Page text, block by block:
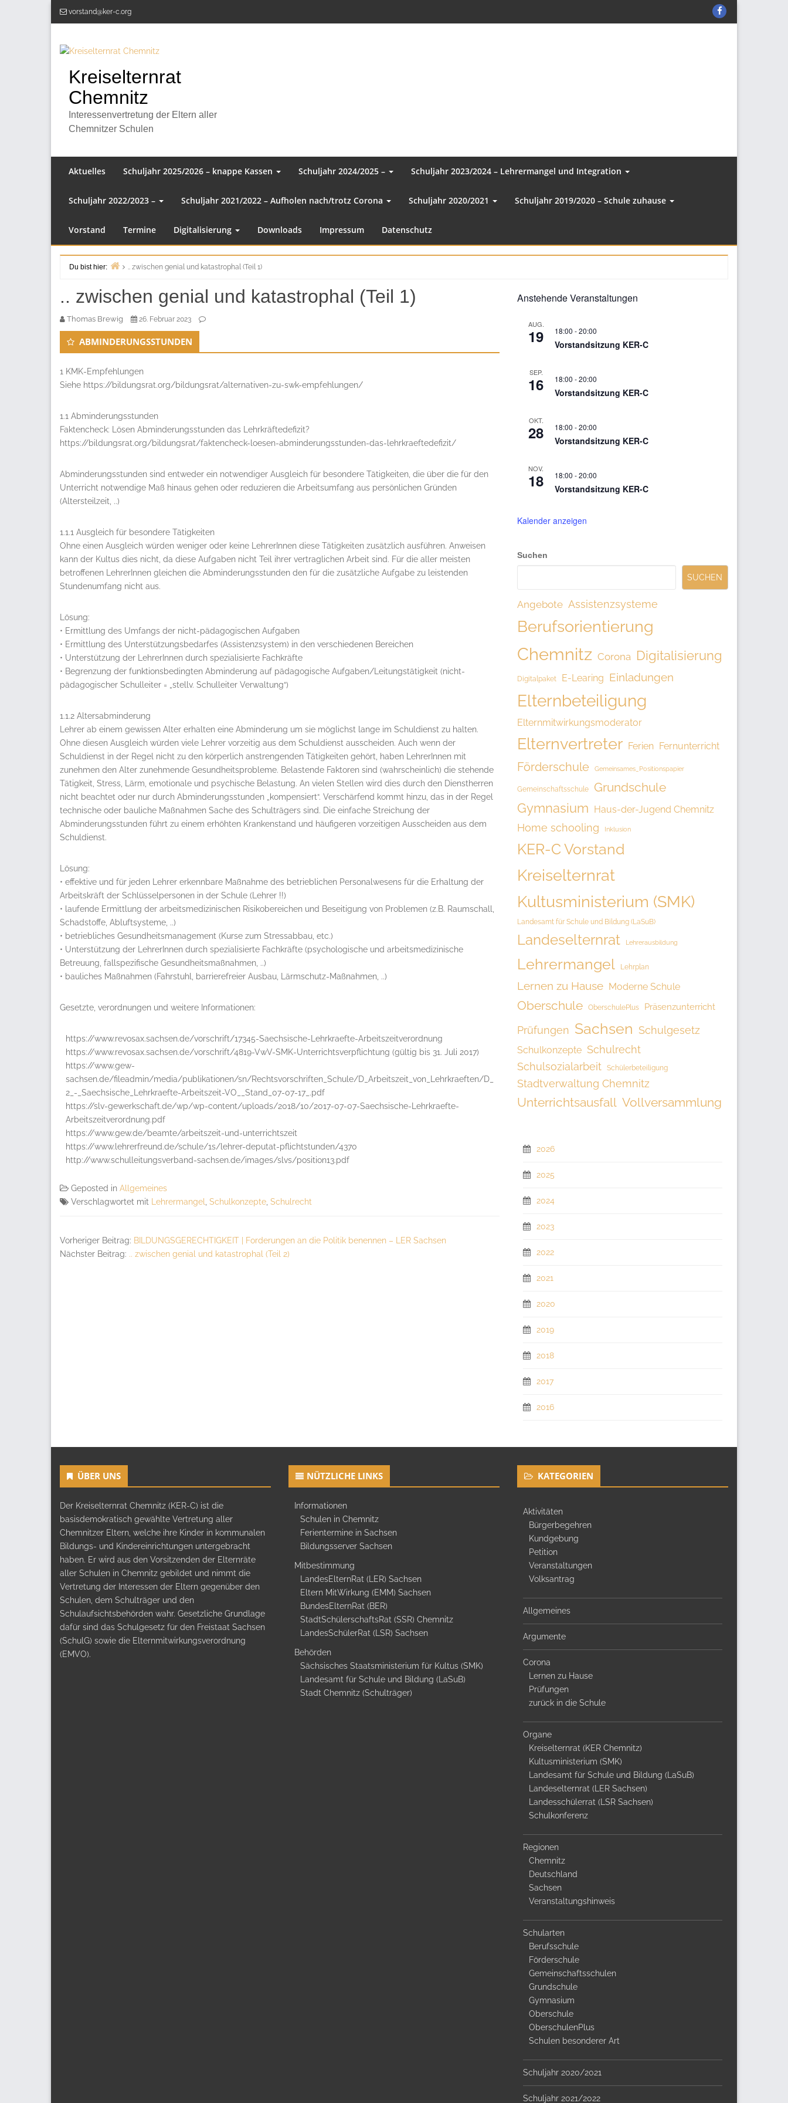
vorstand@ker-c.org
KER-
C
Kreiselternrat
Chemnitz
Interessenvertretung der Eltern aller
Chemnitzer Schulen
Aktuelles Schuljahr 2025/2026 – knappe Kassen Schuljahr 2024/2025 – Schuljahr 2023/2024 – Lehrermangel und Integration
Schuljahr 2022/2023 – Schuljahr 2021/2022 – Aufholen nach/trotz Corona Schuljahr 2020/2021 Schuljahr 2019/2020 – Schule zuhause
Vorstand Termine Digitalisierung Downloads Impressum Datenschutz
Du bist hier:
.. zwischen genial und katastrophal (Teil 1)
.. zwischen genial und katastrophal (Teil 1)
Thomas Brewig 26. Februar 2023
ABMINDERUNGSSTUNDEN
1 KMK-Empfehlungen
Siehe https://bildungsrat.org/bildungsrat/alternativen-zu-swk-empfehlungen/
1.1 Abminderungsstunden
Faktencheck: Lösen Abminderungsstunden das Lehrkräftedefizit?
https://bildungsrat.org/bildungsrat/faktencheck-loesen-abminderungsstunden-das-lehrkraeftedefizit/
Abminderungsstunden sind entweder ein notwendiger Ausgleich für besondere Tätigkeiten, die über die für den
Unterricht notwendige Maß hinaus gehen oder reduzieren die Arbeitsumfang aus persönlichen Gründen
(Altersteilzeit, ..)
1.1.1 Ausgleich für besondere Tätigkeiten
Ohne einen Ausgleich würden weniger oder keine LehrerInnen diese Tätigkeiten zusätzlich ausführen. Anweisen
kann der Kultus dies nicht, da diese Aufgaben nicht Teil ihrer vertraglichen Arbeit sind. Für die aller meisten
betroffenen LehrerInnen gleichen die Abminderungsstunden den für die zusätzliche Aufgabe zu leistenden
Stundenumfang nicht aus.
Lösung:
• Ermittlung des Umfangs der nicht-pädagogischen Aufgaben
• Ermittlung des Unterstützungsbedarfes (Assistenzsystem) in den verschiedenen Bereichen
• Unterstützung der LehrerInnen durch spezialisierte Fachkräfte
• Begrenzung der funktionsbedingten Abminderung auf pädagogische Aufgaben/Leitungstätigkeit (nicht-
pädagogischer Schulleiter = „stellv. Schulleiter Verwaltung“)
1.1.2 Altersabminderung
Lehrer ab einem gewissen Alter erhalten eine Abminderung um sie möglichst lange im Schuldienst zu halten.
Ohne diesen Ausgleich würden viele Lehrer vorzeitig aus dem Schuldienst ausscheiden. Auch wenn der
Schuldienst in der Regel nicht zu den körperlich anstrengenden Tätigkeiten gehört, haben LehrerInnen mit
zunehmen den Alter zunehmende Gesundheitsprobleme. Belastende Faktoren sind (wahrscheinlich) die stehende
Tätigkeit, Stress, Lärm, emotionale und psychische Belastung. An vielen Stellen wird dies durch den Dienstherren
nicht beachtet oder nur durch Abminderungsstunden „kompensiert“. Verschärfend kommt hinzu, das in der Regel
technische oder bauliche Maßnahmen Sache des Schulträgers sind. Die einfache Streichung der
Abminderungsstunden führt zu einem erhöhten Krankenstand und häufigeren vorzeitigen Ausscheiden aus dem
Schuldienst.
Lösung:
• effektive und für jeden Lehrer erkennbare Maßnahme des betrieblichen Personalwesens für die Erhaltung der
Arbeitskräft der Schlüsselpersonen in der Schule (Lehrer !!)
• laufende Ermittlung der arbeitsmedizinischen Risikobereichen und Beseitigung von Problemen (z.B. Raumschall,
Schadstoffe, Abluftsysteme, ..)
• betriebliches Gesundheitsmanagement (Kurse zum Stressabbau, etc.)
• Unterstützung der LehrerInnen durch spezialisierte Fachkräfte (psychologische und arbeitsmedizinische
Betreuung, fallspezifische Gesundheitsmaßnahmen, ..)
• bauliches Maßnahmen (Fahrstuhl, barrierefreier Ausbau, Lärmschutz-Maßnahmen, ..)
Gesetzte, verordnungen und weitere Informationen:
https://www.revosax.sachsen.de/vorschrift/17345-Saechsische-Lehrkraefte-Arbeitszeitverordnung
https://www.revosax.sachsen.de/vorschrift/4819-VwV-SMK-Unterrichtsverpflichtung (gültig bis 31. Juli 2017)
https://www.gew-
sachsen.de/fileadmin/media/publikationen/sn/Rechtsvorschriften_Schule/D_Arbeitszeit_von_Lehrkraeften/D_
2_-_Saechsische_Lehrkraefte-Arbeitszeit-VO__Stand_07-07-17_.pdf
https://slv-gewerkschaft.de/wp/wp-content/uploads/2018/10/2017-07-07-Saechsische-Lehrkraefte-
Arbeitszeitverordnung.pdf
https://www.gew.de/beamte/arbeitszeit-und-unterrichtszeit
https://www.lehrerfreund.de/schule/1s/lehrer-deputat-pflichtstunden/4370
http://www.schulleitungsverband-sachsen.de/images/slvs/position13.pdf
Geposted in Allgemeines
Verschlagwortet mit
Lehrermangel Schulkonzepte Schulrecht
Vorheriger Beitrag: BILDUNGSGERECHTIGKEIT | Forderungen an die Politik benennen – LER Sachsen
Nächster Beitrag: .. zwischen genial und katastrophal (Teil 2)
Untergeordnet
Anstehende Veranstaltungen
AUG.
19 18:00 -20:00
Vorstandsitzung KER-C
SEP.
16 18:00 -20:00
Vorstandsitzung KER-C
OKT.
28 18:00 -20:00
Vorstandsitzung KER-C
NOV.
18 18:00 -20:00
Vorstandsitzung KER-C
Kalender anzeigen
Suchen
SUCHEN
Angebote Assistenzsysteme
Berufsorientierung
Chemnitz Corona Digitalisierung
Digitalpaket E-Learing Einladungen
Elternbeteiligung
Elternmitwirkungsmoderator
Elternvertreter Ferien Fernunterricht
Förderschule Gemeinsames_Positionspapier
Gemeinschaftsschule
Grundschule
Gymnasium Haus-der-Jugend Chemnitz
Home schooling Inklusion
KER-C Vorstand
Kreiselternrat
Kultusministerium (SMK)
Landesamt für Schule und Bildung (LaSuB)
Landeselternrat Lehrerausbildung
Lehrermangel Lehrplan
Lernen zu Hause Moderne Schule
Oberschule OberschulePlus Präsenzunterricht
Prüfungen Sachsen Schulgesetz
Schulkonzepte Schulrecht
Schulsozialarbeit
Schülerbeteiligung
Stadtverwaltung Chemnitz
Unterrichtsausfall Vollversammlung
2026
2025
2024
2023
2022
2021
2020
2019
2018
2017
2016
ÜBER UNS
Der Kreiselternrat Chemnitz (KER-C) ist die
basisdemokratisch gewählte Vertretung aller
Chemnitzer Eltern, welche ihre Kinder in kommunalen
Bildungs- und Kindereinrichtungen untergebracht
haben. Er wird aus den Vorsitzenden der Elternräte
aller Schulen in Chemnitz gebildet und nimmt die
Vertretung der Interessen der Eltern gegenüber den
Schulen, dem Schulträger und den
Schulaufsichtsbehörden wahr. Gesetzliche Grundlage
dafür sind das Schulgesetz für den Freistaat Sachsen
(SchulG) sowie die Elternmitwirkungsverordnung
(EMVO).
NÜTZLICHE LINKS
Informationen
Schulen in Chemnitz
Ferientermine in Sachsen
Bildungsserver Sachsen
Mitbestimmung
LandesElternRat (LER) Sachsen
Eltern MitWirkung (EMM) Sachsen
BundesElternRat (BER)
StadtSchülerschaftsRat (SSR) Chemnitz
LandesSchülerRat (LSR) Sachsen
Behörden
Sächsisches Staatsministerium für Kultus (SMK)
Landesamt für Schule und Bildung (LaSuB)
Stadt Chemnitz (Schulträger)
KATEGORIEN
Aktivitäten
Bürgerbegehren
Kundgebung
Petition
Veranstaltungen
Volksantrag
Allgemeines
Argumente
Corona
Lernen zu Hause
Prüfungen
zurück in die Schule
Organe
Kreiselternrat (KER Chemnitz)
Kultusministerium (SMK)
Landesamt für Schule und Bildung (LaSuB)
Landeselternrat (LER Sachsen)
Landesschülerrat (LSR Sachsen)
Schulkonferenz
Regionen
Chemnitz
Deutschland
Sachsen
Veranstaltungshinweis
Schularten
Berufsschule
Förderschule
Gemeinschaftsschulen
Grundschule
Gymnasium
Oberschule
OberschulenPlus
Schulen besonderer Art
Schuljahr 2020/2021
Schuljahr 2021/2022